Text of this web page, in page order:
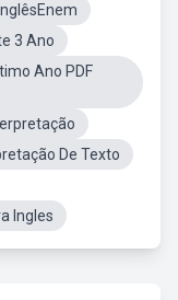
3 Ano
Ano PDF
De Texto
Ingles